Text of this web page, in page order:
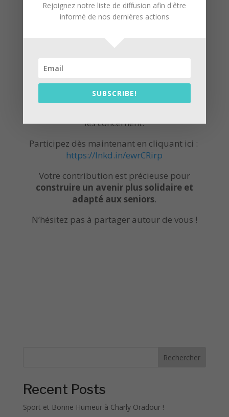
Chers membres et ami(e)s,
Ce questionnaire vise à
mieux comprendre
les besoins et attentes des seniors
afin
les concernent.
Participez dès maintenant en cliquant ici :
https://lnkd.in/ewrCRirp
Votre contribution est précieuse pour
construire un avenir plus solidaire et
adapté aux seniors.
N’hésitez pas à partager autour de vous !
Rechercher
Recent Posts
Sport et Bonne Humeur à Charly Oradour !
Rejoignez notre liste de diffusion afin d'être
informé de nos dernières actions
SUBSCRIBE!